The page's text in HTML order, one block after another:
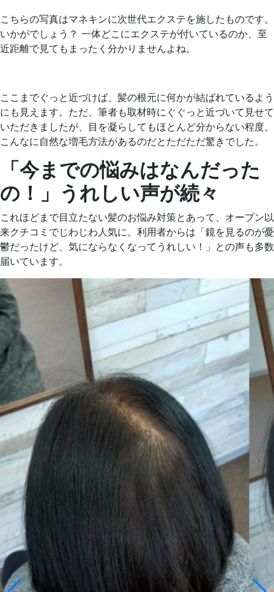
こちらの写真はマネキンに次世代エクステを施したものです。
いかがでしょう？ 一体どこにエクステが付いているのか、至
近距離で見てもまったく分かりませんよね。
ここまでぐっと近づけば、髪の根元に何かが結ばれているよう
にも見えます。ただ、筆者も取材時にぐぐっと近づいて見せて
いただきましたが、目を凝らしてもほとんど分からない程度。
こんなに自然な増毛方法があるのだとただただ驚きでした。
「今までの悩みはなんだった
の！」うれしい声が続々
これほどまで目立たない髪のお悩み対策とあって、オープン以
来クチコミでじわじわ人気に。利用者からは「鏡を見るのが憂
鬱だったけど、気にならなくなってうれしい！」との声も多数
届いています。